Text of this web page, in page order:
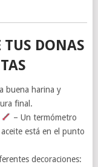
TUS DONAS
buena harina y
final.
– Un termómetro
está en el punto
decoraciones: